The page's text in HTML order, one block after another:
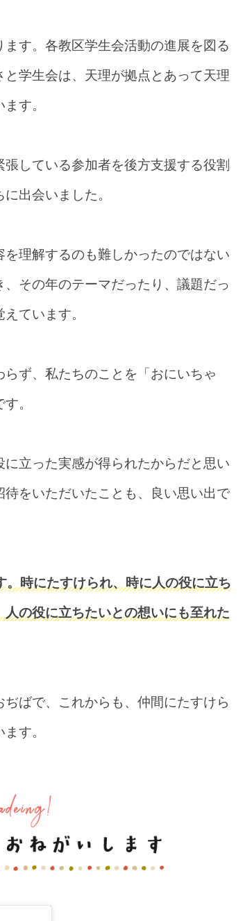
す。各教区学生会活動の進展を図る
学生会は、天理が拠点とあって天理
す。
している参加者を後方支援する役割
出会いました。
理解するのも難しかったのではない
その年のテーマだったり、議題だっ
ています。
ず、私たちのことを「おにいちゃ
。
立った実感が得られたからだと思い
をいただいたことも、良い思い出で
時にたすけられ、時に人の役に立ち
の役に立ちたいとの想いにも至れた
ばで、これからも、仲間にたすけら
す。